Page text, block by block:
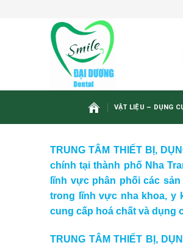
VẬT LIỆU – DỤNG
TRUNG TÂM THIẾT BỊ,
chính tại thành phố Nha
lĩnh vực phân phối các
trong lĩnh vực nha khoa, y
cung cấp hoá chất và dụng
TRUNG TÂM THIẾT BỊ,